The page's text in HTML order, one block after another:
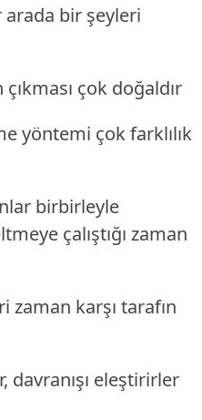
bir şeyleri
çok doğaldır
yöntemi çok farklılık
birbirleyle
çalıştığı zaman
karşı tarafın
eleştirirler